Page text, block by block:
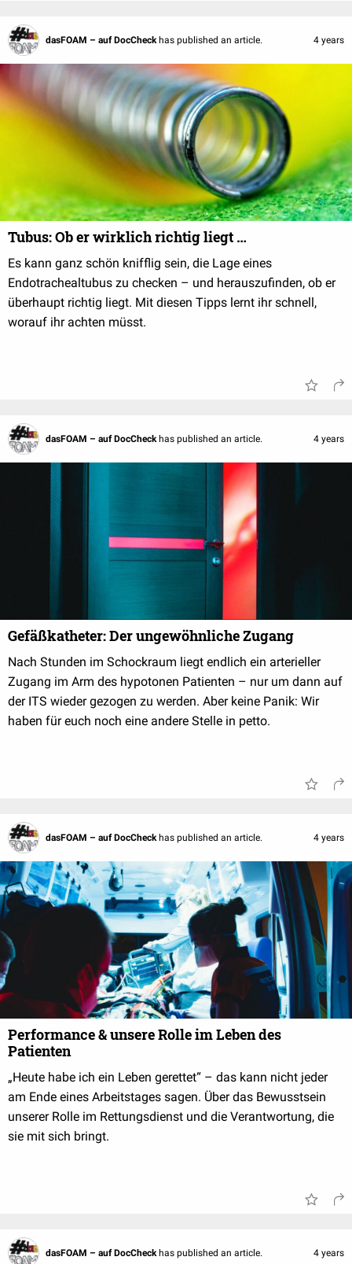
dasFOAM – auf DocCheck has published an article. 4 years
Tubus: Ob er wirklich richtig liegt …
Es kann ganz schön knifflig sein, die Lage eines
Endotrachealtubus zu checken – und herauszufinden, ob er
überhaupt richtig liegt. Mit diesen Tipps lernt ihr schnell,
worauf ihr achten müsst.
dasFOAM – auf DocCheck has published an article. 4 years
Gefäßkatheter: Der ungewöhnliche Zugang
Nach Stunden im Schockraum liegt endlich ein arterieller
Zugang im Arm des hypotonen Patienten – nur um dann auf
der ITS wieder gezogen zu werden. Aber keine Panik: Wir
haben für euch noch eine andere Stelle in petto.
dasFOAM – auf DocCheck has published an article. 4 years
Performance & unsere Rolle im Leben des
Patienten
„Heute habe ich ein Leben gerettet“ – das kann nicht jeder
am Ende eines Arbeitstages sagen. Über das Bewusstsein
unserer Rolle im Rettungsdienst und die Verantwortung, die
sie mit sich bringt.
dasFOAM – auf DocCheck has published an article. 4 years